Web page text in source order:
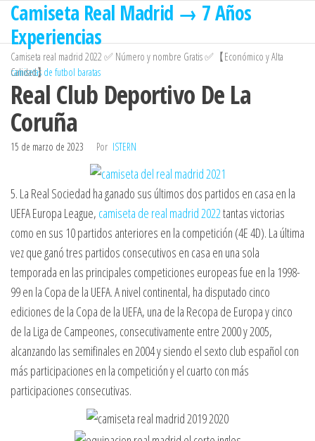
Saltar
contenido
Camiseta Real Madrid → 7 Años
Experiencias
Camiseta real madrid 2022 ✅ Número y nombre Gratis ✅【Económico y Alta
Calidad】
camisetas de futbol baratas
Real Club Deportivo De La
Coruña
15 de marzo de 2023 Por ISTERN
5. La Real Sociedad ha ganado sus últimos dos partidos en casa en la
UEFA Europa League, camiseta de real madrid 2022tantas victorias
como en sus 10 partidos anteriores en la competición (4E 4D). La última
vez que ganó tres partidos consecutivos en casa en una sola
temporada en las principales competiciones europeas fue en la 1998-
99 en la Copa de la UEFA. A nivel continental, ha disputado cinco
ediciones de la Copa de la UEFA, una de la Recopa de Europa y cinco
de la Liga de Campeones, consecutivamente entre 2000 y 2005,
alcanzando las semifinales en 2004 y siendo el sexto club español con
más participaciones en la competición y el cuarto con más
participaciones consecutivas.